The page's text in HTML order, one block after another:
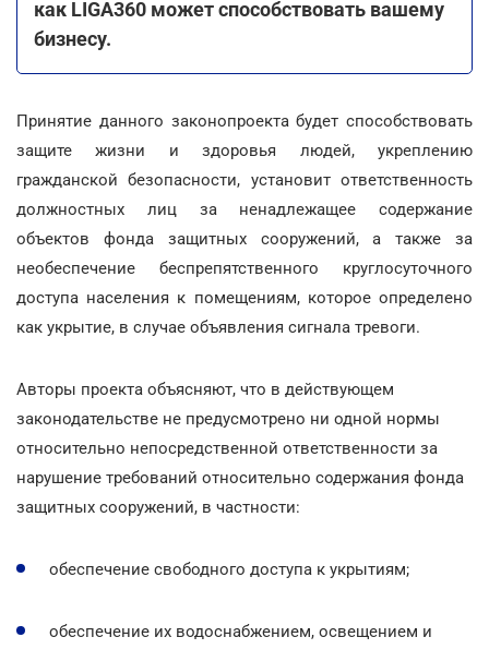
как LIGA360 может способствовать вашему
бизнесу.
Принятие данного законопроекта будет способствовать
защите жизни и здоровья людей, укреплению
гражданской безопасности, установит ответственность
должностных лиц за ненадлежащее содержание
объектов фонда защитных сооружений, а также за
необеспечение беспрепятственного круглосуточного
доступа населения к помещениям, которое определено
как укрытие, в случае объявления сигнала тревоги.
Авторы проекта объясняют, что в действующем
законодательстве не предусмотрено ни одной нормы
относительно непосредственной ответственности за
нарушение требований относительно содержания фонда
защитных сооружений, в частности:
обеспечение свободного доступа к укрытиям;
обеспечение их водоснабжением, освещением и